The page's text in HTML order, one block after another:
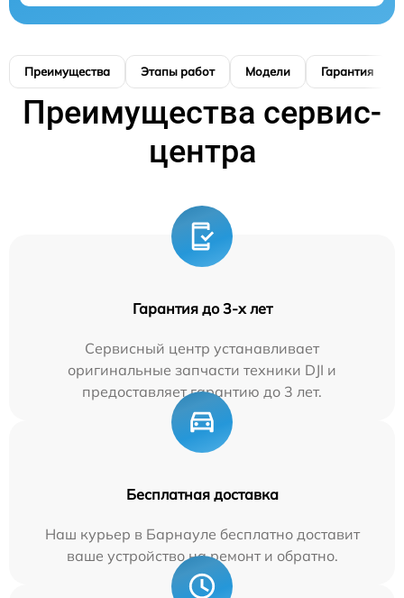
Преимущества Этапы работ Модели Гарантия
Преимущества сервис-
центра
Гарантия до 3-х лет
Сервисный центр устанавливает
оригинальные запчасти техники DJI и
предоставляет гарантию до 3 лет.
Бесплатная доставка
Наш курьер в Барнауле бесплатно доставит
ваше устройство на ремонт и обратно.